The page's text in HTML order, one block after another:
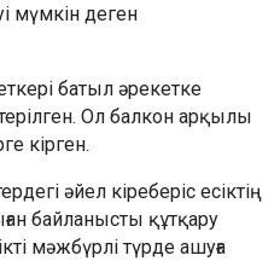
мүмкін деген
батыл әрекетке
Ол балкон арқылы
кірген.
әйел кіреберіс есіктің
байланысты құтқару
мәжбүрлі түрде ашуға